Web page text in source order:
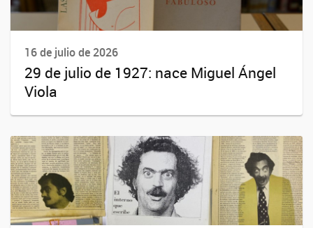
16 de julio de 2026
29 de julio de 1927: nace Miguel Ángel
Viola